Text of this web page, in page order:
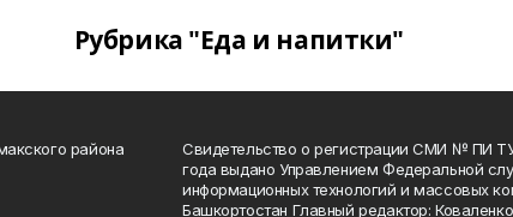
Рубрика "Еда и напитки"
района
Свидетельство о регистрации СМИ № ПИ
года выдано Управлением Федеральной
информационных технологий и массовых
Башкортостан Главный редактор: